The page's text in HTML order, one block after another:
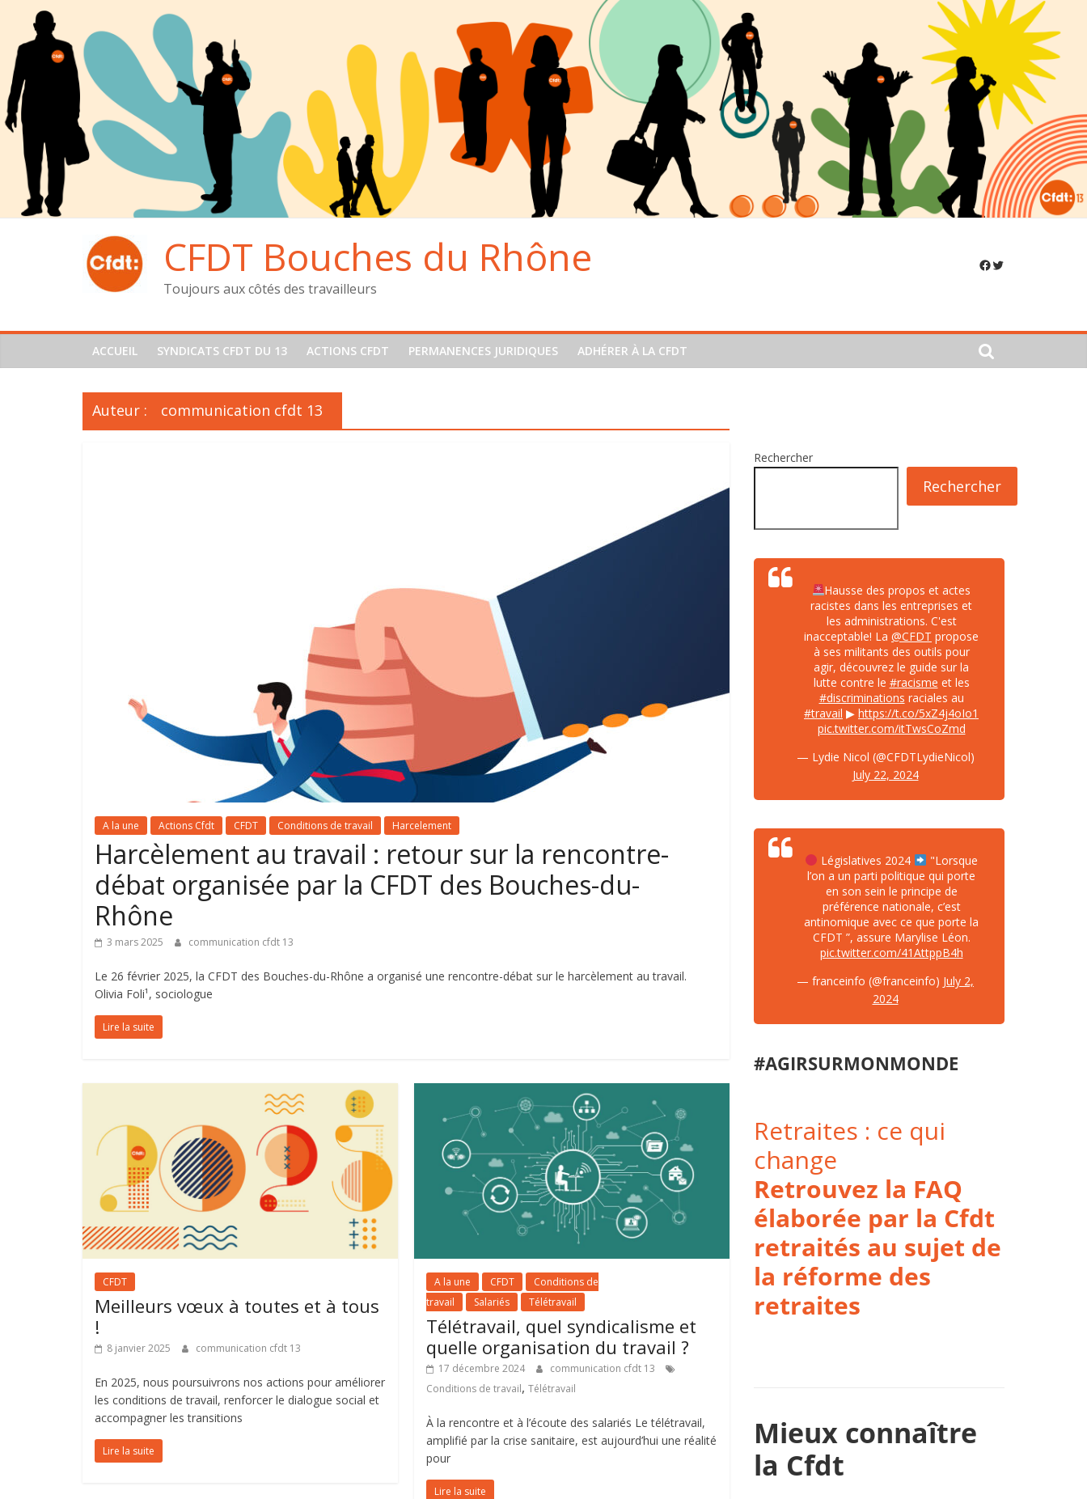
Passer
contenu
CFDT Bouches du Rhône
Toujours aux côtés des travailleurs
Facebook
Twitter
ACCUEIL SYNDICATS CFDT DU 13 ACTIONS CFDT PERMANENCES JURIDIQUES ADHÉRER À LA CFDT
Auteur : communication cfdt 13
A la une Actions Cfdt CFDT Conditions de travail Harcelement
Harcèlement au travail : retour sur la rencontre-
débat organisée par la CFDT des Bouches-du-
Rhône
3 mars 2025 communication cfdt 13
Le 26 février 2025, la CFDT des Bouches-du-Rhône a organisé une rencontre-débat sur le harcèlement au travail.
Olivia Foli¹, sociologue
Lire la suite
CFDT
Meilleurs vœux à toutes et à tous
!
8 janvier 2025 communication cfdt 13
En 2025, nous poursuivrons nos actions pour améliorer
les conditions de travail, renforcer le dialogue social et
accompagner les transitions
Lire la suite
A la une CFDT
Conditions de
travail
Salariés Télétravail
Télétravail, quel syndicalisme et
quelle organisation du travail ?
17 décembre 2024
communication cfdt 13
Conditions de travail,Télétravail
À la rencontre et à l’écoute des salariés Le télétravail,
amplifié par la crise sanitaire, est aujourd’hui une réalité
pour
Lire la suite
Rechercher
Rechercher
Hausse des propos et actes
racistes dans les entreprises et
les administrations. C'est
inacceptable! La @CFDT propose
à ses militants des outils pour
agir, découvrez le guide sur la
lutte contre le #racisme et les
#discriminations raciales au
#travail ▶ https://t.co/5xZ4j4oIo1
pic.twitter.com/itTwsCoZmd
— Lydie Nicol (@CFDTLydieNicol)
July 22, 2024
Législatives 2024
"Lorsque
l’on a un parti politique qui porte
en son sein le principe de
préférence nationale, c’est
antinomique avec ce que porte la
CFDT ”, assure Marylise Léon.
pic.twitter.com/41AttppB4h
— franceinfo (@franceinfo) July 2,
2024
#AGIRSURMONMONDE
Retraites : ce qui
change
Retrouvez la FAQ
élaborée par la Cfdt
retraités au sujet de
la réforme des
retraites
Mieux connaître
la Cfdt